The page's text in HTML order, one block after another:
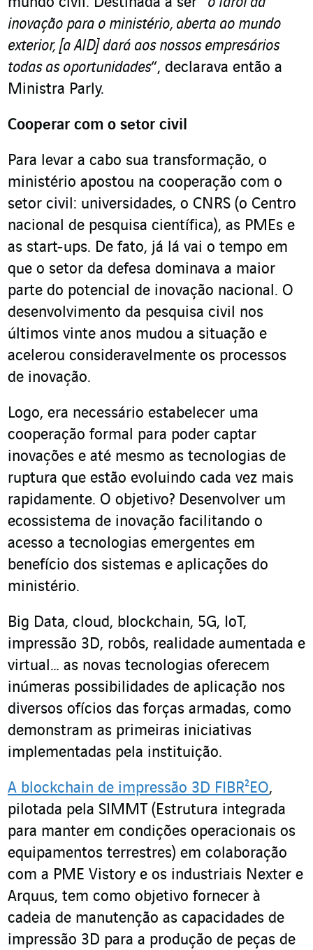
inovação para o ministério, aberta ao mundo
exterior, [a AID] dará aos nossos empresários
todas as oportunidades“, declarava então a
Ministra Parly.
Cooperar com o setor civil
Para levar a cabo sua transformação, o
ministério apostou na cooperação com o
setor civil: universidades, o CNRS (o Centro
nacional de pesquisa científica), as PMEs e
as start-ups. De fato, já lá vai o tempo em
que o setor da defesa dominava a maior
parte do potencial de inovação nacional. O
desenvolvimento da pesquisa civil nos
últimos vinte anos mudou a situação e
acelerou consideravelmente os processos
de inovação.
Logo, era necessário estabelecer uma
cooperação formal para poder captar
inovações e até mesmo as tecnologias de
ruptura que estão evoluindo cada vez mais
rapidamente. O objetivo? Desenvolver um
ecossistema de inovação facilitando o
acesso a tecnologias emergentes em
benefício dos sistemas e aplicações do
ministério.
Big Data, cloud, blockchain, 5G, IoT,
impressão 3D, robôs, realidade aumentada e
virtual… as novas tecnologias oferecem
inúmeras possibilidades de aplicação nos
diversos ofícios das forças armadas, como
demonstram as primeiras iniciativas
implementadas pela instituição.
A blockchain de impressão 3D FIBR²EO,
pilotada pela SIMMT (Estrutura integrada
para manter em condições operacionais os
equipamentos terrestres) em colaboração
com a PME Vistory e os industriais Nexter e
Arquus, tem como objetivo fornecer à
cadeia de manutenção as capacidades de
impressão 3D para a produção de peças de